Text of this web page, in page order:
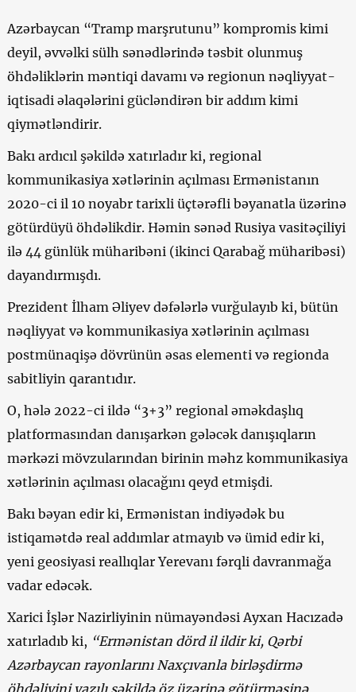
Azərbaycan “Tramp marşrutunu” kompromis kimi
deyil, əvvəlki sülh sənədlərində təsbit olunmuş
öhdəliklərin məntiqi davamı və regionun nəqliyyat-
iqtisadi əlaqələrini gücləndirən bir addım kimi
qiymətləndirir.
Bakı ardıcıl şəkildə xatırladır ki, regional
kommunikasiya xətlərinin açılması Ermənistanın
2020-ci il 10 noyabr tarixli üçtərəfli bəyanatla üzərinə
götürdüyü öhdəlikdir. Həmin sənəd Rusiya vasitəçiliyi
ilə 44 günlük müharibəni (ikinci Qarabağ müharibəsi)
dayandırmışdı.
Prezident İlham Əliyev dəfələrlə vurğulayıb ki, bütün
nəqliyyat və kommunikasiya xətlərinin açılması
postmünaqişə dövrünün əsas elementi və regionda
sabitliyin qarantıdır.
O, hələ 2022-ci ildə “3+3” regional əməkdaşlıq
platformasından danışarkən gələcək danışıqların
mərkəzi mövzularından birinin məhz kommunikasiya
xətlərinin açılması olacağını qeyd etmişdi.
Bakı bəyan edir ki, Ermənistan indiyədək bu
istiqamətdə real addımlar atmayıb və ümid edir ki,
yeni geosiyasi reallıqlar Yerevanı fərqli davranmağa
vadar edəcək.
Xarici İşlər Nazirliyinin nümayəndəsi Ayxan Hacızadə
xatırladıb ki, “Ermənistan dörd il ildir ki, Qərbi
Azərbaycan rayonlarını Naxçıvanla birləşdirmə